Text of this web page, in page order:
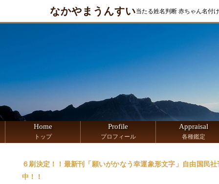
なかやまうんすい当たる姓名判断 赤ちゃん名付
Home
トップ
Profile
プロフィール
Appraisal
各種鑑定
６刷決定！！最新刊「願いがかなう幸運象形文字」自由国民
中！！